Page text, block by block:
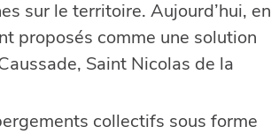
sur le territoire. Aujourd’hui, en
proposés comme une solution
Saint Nicolas de la
collectifs sous forme